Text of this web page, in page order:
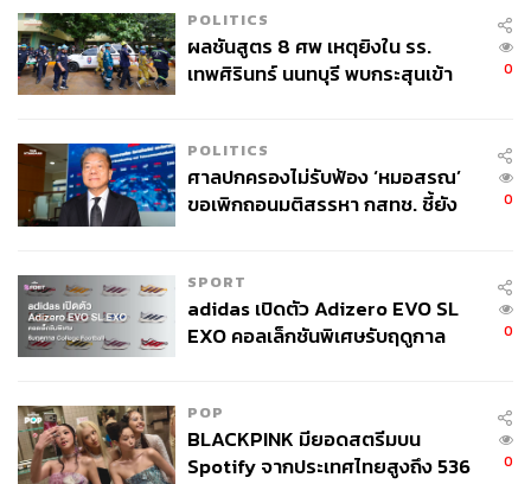
POLITICS
ผลชันสูตร 8 ศพ เหตุยิงใน รร.
เทพศิรินทร์ นนทบุรี พบกระสุนเข้า
0
POLITICS
ศาลปกครองไม่รับฟ้อง ‘หมอสรณ’
ขอเพิกถอนมติสรรหา กสทช. ชี้ยัง
0
SPORT
adidas เปิดตัว Adizero EVO SL
EXO คอลเล็กชันพิเศษรับฤดูกาล
0
POP
BLACKPINK มียอดสตรีมบน
Spotify จากประเทศไทยสูงถึง 536
0